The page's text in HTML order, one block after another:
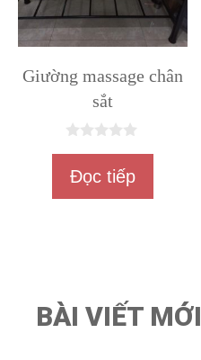
Giường massage chân
sắt
gĐọc tiếp
BÀI VIẾT MỚI